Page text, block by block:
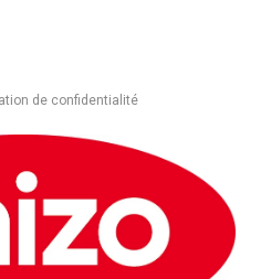
de confidentialité